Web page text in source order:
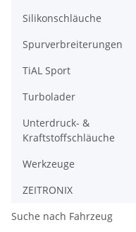
Silikonschläuche
Spurverbreiterungen
TiAL Sport
Turbolader
Unterdruck- &
Kraftstoffschläuche
Werkzeuge
ZEITRONIX
Suche nach Fahrzeug